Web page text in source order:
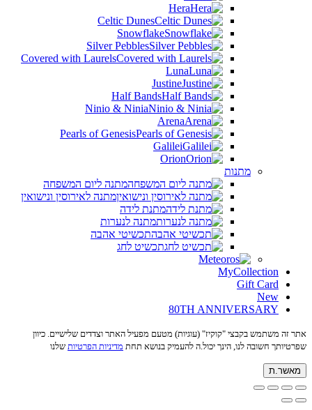
Hera
Celtic Dunes
Snowflake
Silver Pebbles
Covered with Laurels
Luna
Justine
Half Bands
Ninio & Ninia
Arena
Pearls of Genesis
Galilei
Orion
מתנות
מתנה ליום המשפחה
מתנה לאירוסין ונישואין
מתנת לידה
מתנה לנערות
תכשיטי אהבה
תכשיט לחג
MyCollection
Gift Card
New
80TH ANNIVERSARY
אתר זה משתמש בקבצי "קוקיז" (עוגיות) מטעם מפעיל האתר וצדדים שלישיים. כיוון
שפרטיותך חשובה לנו, הינך יכול.ה להעמיק בנושא תחת מדיניות הפרטיות שלנו
מאשר.ת